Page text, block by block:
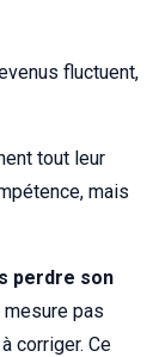
fluctuent,
tout leur
mais
perdre son
pas
corriger. Ce